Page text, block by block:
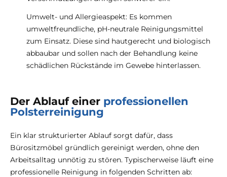
Umwelt- und Allergieaspekt: Es kommen
umweltfreundliche, pH-neutrale Reinigungsmittel
zum Einsatz. Diese sind hautgerecht und biologisch
abbaubar und sollen nach der Behandlung keine
schädlichen Rückstände im Gewebe hinterlassen.
Der Ablauf einer professionellen
Polsterreinigung
Ein klar strukturierter Ablauf sorgt dafür, dass
Bürositzmöbel gründlich gereinigt werden, ohne den
Arbeitsalltag unnötig zu stören. Typischerweise läuft eine
professionelle Reinigung in folgenden Schritten ab: